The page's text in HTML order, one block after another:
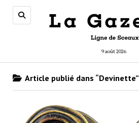
9 août 2026
Article publié dans “Devinette”